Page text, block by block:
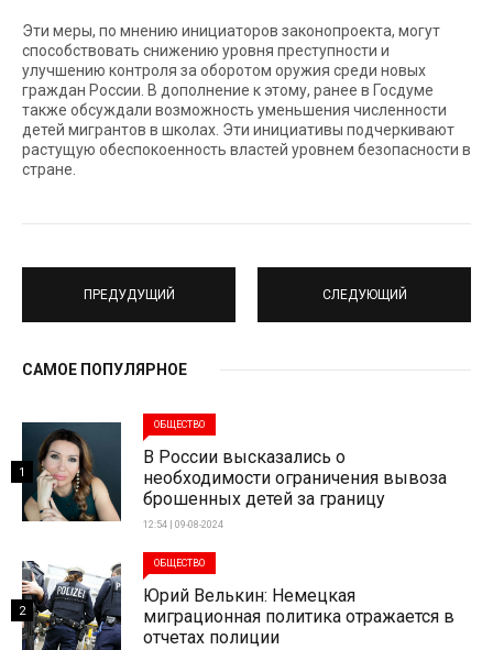
Эти меры, по мнению инициаторов законопроекта, могут
способствовать снижению уровня преступности и
улучшению контроля за оборотом оружия среди новых
граждан России. В дополнение к этому, ранее в Госдуме
также обсуждали возможность уменьшения численности
детей мигрантов в школах. Эти инициативы подчеркивают
растущую обеспокоенность властей уровнем безопасности в
стране.
ПРЕДУДУЩИЙ СЛЕДУЮЩИЙ
САМОЕ ПОПУЛЯРНОЕ
ОБЩЕСТВО
В России высказались о
необходимости ограничения вывоза
брошенных детей за границу
12:54 | 09-08-2024
1
ОБЩЕСТВО
Юрий Велькин: Немецкая
миграционная политика отражается в
отчетах полиции
2